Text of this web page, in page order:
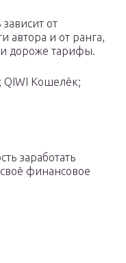
от
автора и от ранга,
дороже тарифы.
Кошелёк;
заработать
финансовое